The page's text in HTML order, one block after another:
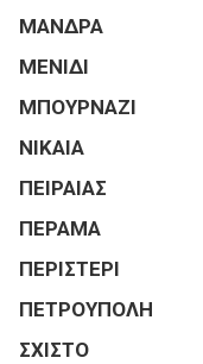
ΜΑΝΔΡΑ
ΜΕΝΙΔΙ
ΜΠΟΥΡΝΑΖΙ
ΝΙΚΑΙΑ
ΠΕΙΡΑΙΑΣ
ΠΕΡΑΜΑ
ΠΕΡΙΣΤΕΡΙ
ΠΕΤΡΟΥΠΟΛΗ
ΣΧΙΣΤΟ